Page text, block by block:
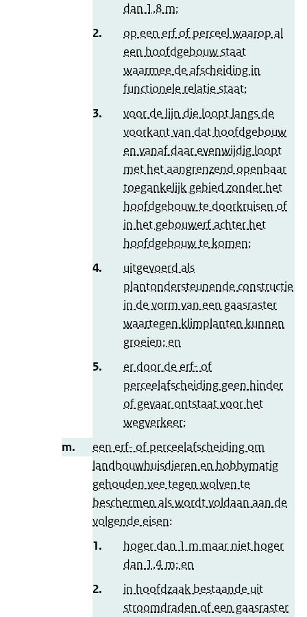
dan 1,8 m;
2.
op een erf of perceel waarop al
een hoofdgebouw staat
waarmee de afscheiding in
functionele relatie staat;
3.
voor de lijn die loopt langs de
voorkant van dat hoofdgebouw
en vanaf daar evenwijdig loopt
met het aangrenzend openbaar
toegankelijk gebied zonder het
hoofdgebouw te doorkruisen of
in het gebouwerf achter het
hoofdgebouw te komen;
4.
uitgevoerd als
plantondersteunende constructie
in de vorm van een gaasraster
waartegen klimplanten kunnen
groeien; en
5.
er door de erf- of
perceelafscheiding geen hinder
of gevaar ontstaat voor het
wegverkeer;
m.
een erf- of perceelafscheiding om
landbouwhuisdieren en hobbymatig
gehouden vee tegen wolven te
beschermen als wordt voldaan aan de
volgende eisen:
1.
hoger dan 1 m maar niet hoger
dan 1,4 m; en
2.
in hoofdzaak bestaande uit
stroomdraden of een gaasraster